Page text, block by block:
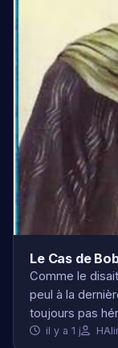
Le Cas de
Comme le
peul à la
toujours pas
INTERNATIONAL